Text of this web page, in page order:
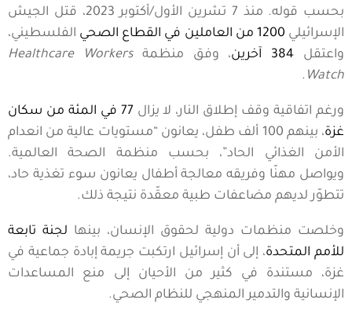
بحسب قوله. منذ 7 تشرين الأول/أكتوبر 2023، قتل الجيش
الإسرائيلي 1200 من العاملين في القطاع الصحي
الفلسطيني،
واعتقل 384 آخرين ، وفق منظمةHealthcare Workers
Watch
.
ورغم اتفاقية وقف إطلاق النار، لا يزال
77 في المئة من سكان
غزة
، بينهم 100 ألف طفل، يعانون “مستويات عالية من انعدام
الأمن الغذائي الحاد”، بحسب منظمة الصحة العالمية.
ويواصل مهنّا وفريقه معالجة أطفال يعانون سوء تغذية حاد،
تتطوّر لديهم مضاعفات طبية معقّدة نتيجة ذلك.
وخلصت منظمات دولية لحقوق الإنسان، بينها لجنة تابعة
للأمم المتحدة، إلى أن إسرائيل ارتكبت جريمة إبادة جماعية في
غزة، مستندة في كثير من الأحيان إلى منع المساعدات
الإنسانية والتدمير المنهجي للنظام الصحي.